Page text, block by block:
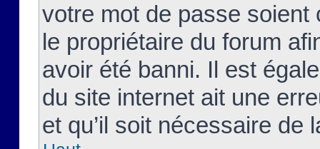
votre mot de passe soient
le propriétaire du forum
avoir été banni. Il est
du site internet ait une
et qu’il soit nécessaire de